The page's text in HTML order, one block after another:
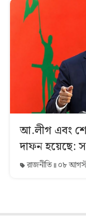
আ.লীগ এবং
দাফন হয়েছে:
রাজনীতি ০৮